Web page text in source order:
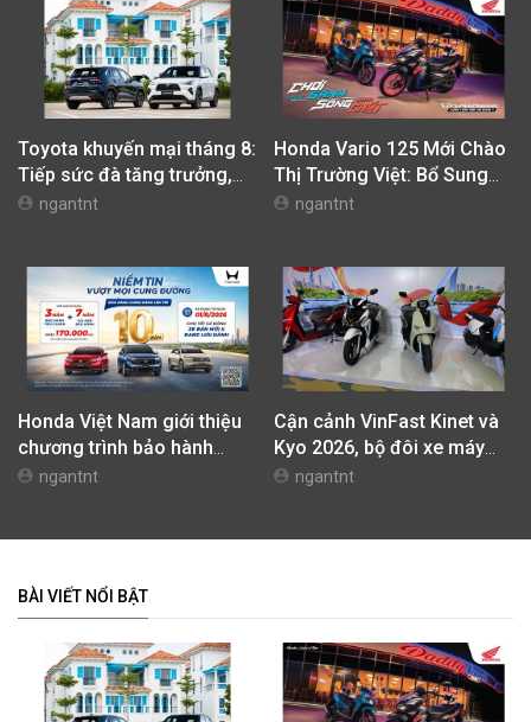
Toyota khuyến mại tháng 8:
Tiếp sức đà tăng trưởng,
tối ưu chi phí mua xe
ngantnt
Honda Vario 125 Mới Chào
Thị Trường Việt: Bổ Sung
Phiên Bản Street, Giá Từ
ngantnt
Honda Việt Nam giới thiệu
chương trình bảo hành
chính hãng lên tới 10 năm
ngantnt
Cận cảnh VinFast Kinet và
Kyo 2026, bộ đôi xe máy
điện mới nhất tại Việt Nam
ngantnt
BÀI VIẾT NỔI BẬT